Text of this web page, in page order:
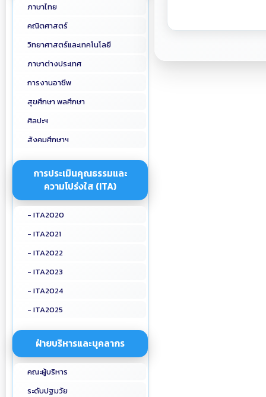
ภาษาไทย
คณิตศาสตร์
วิทยาศาสตร์และเทคโนโลยี
ภาษาต่างประเทศ
การงานอาชีพ
สุขศึกษา พลศึกษา
ศิลปะฯ
สังคมศึกษาฯ
การประเมินคุณธรรมและ
ความโปร่งใส (ITA)
- ITA2020
- ITA2021
- ITA2022
- ITA2023
- ITA2024
- ITA2025
ฝ่ายบริหารและบุคลากร
คณะผู้บริหาร
ระดับปฐมวัย